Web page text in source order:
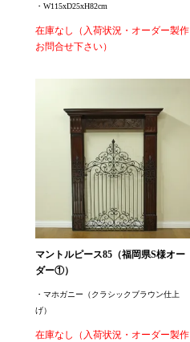
・W115xD25xH82cm
在庫なし（入荷状況・オーダー製作
お問合せ下さい）
マントルピース85（福岡県S様オー
ダー①）
・マホガニー（クラシックブラウン仕上
げ）
在庫なし（入荷状況・オーダー製作